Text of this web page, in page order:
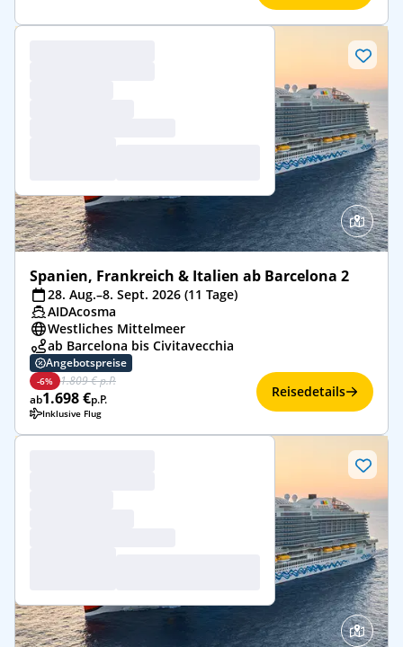
Spanien, Frankreich & Italien ab Barcelona 2
28. Aug.–8. Sept. 2026 (11 Tage)
AIDAcosma
Westliches Mittelmeer
ab Barcelona bis Civitavecchia
Angebotspreise
-6% 1.809 € p.P.
ab1.698 €p.P.
Inklusive Flug
Reisedetails